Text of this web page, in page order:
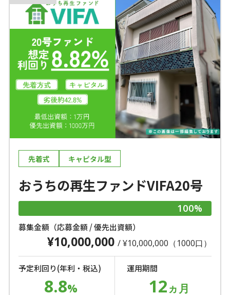
先着式 キャピタル型
おうちの再生ファンドVIFA20号
100%
募集金額（応募金額 / 優先出資額）
¥10,000,000 / ¥10,000,000（1000口）
予定利回り(年利・税込)
8.8%
運用期間
12ヵ月